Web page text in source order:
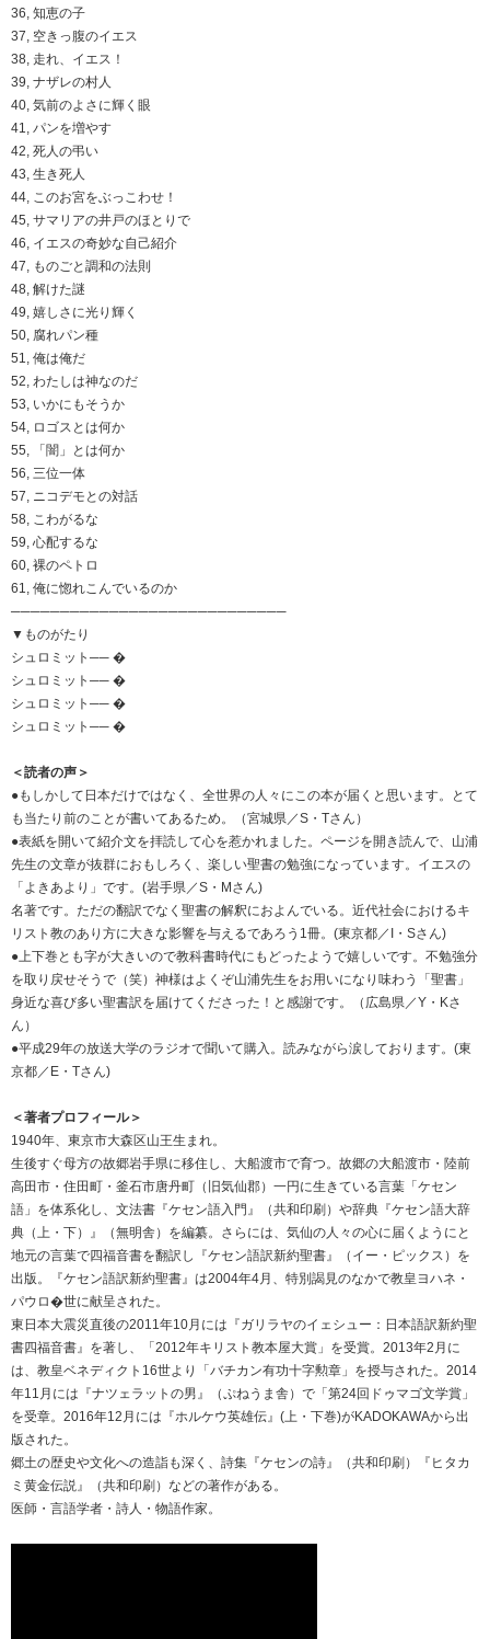
36, 知恵の子
37, 空きっ腹のイエス
38, 走れ、イエス！
39, ナザレの村人
40, 気前のよさに輝く眼
41, パンを増やす
42, 死人の弔い
43, 生き死人
44, このお宮をぶっこわせ！
45, サマリアの井戸のほとりで
46, イエスの奇妙な自己紹介
47, ものごと調和の法則
48, 解けた謎
49, 嬉しさに光り輝く
50, 腐れパン種
51, 俺は俺だ
52, わたしは神なのだ
53, いかにもそうか
54, ロゴスとは何か
55, 「闇」とは何か
56, 三位一体
57, ニコデモとの対話
58, こわがるな
59, 心配するな
60, 裸のペトロ
61, 俺に惚れこんでいるのか
────────────────────────────
▼ものがたり
シュロミット── �
シュロミット── �
シュロミット── �
シュロミット── �
＜読者の声＞
●もしかして日本だけではなく、全世界の人々にこの本が届くと思います。とて
も当たり前のことが書いてあるため。（宮城県／S・Tさん）
●表紙を開いて紹介文を拝読して心を惹かれました。ページを開き読んで、山浦
先生の文章が抜群におもしろく、楽しい聖書の勉強になっています。イエスの
「よきあより」です。(岩手県／S・Mさん)
名著です。ただの翻訳でなく聖書の解釈におよんでいる。近代社会におけるキ
リスト教のあり方に大きな影響を与えるであろう1冊。(東京都／I・Sさん)
●上下巻とも字が大きいので教科書時代にもどったようで嬉しいです。不勉強分
を取り戻せそうで（笑）神様はよくぞ山浦先生をお用いになり味わう「聖書」
身近な喜び多い聖書訳を届けてくださった！と感謝です。（広島県／Y・Kさ
ん）
●平成29年の放送大学のラジオで聞いて購入。読みながら涙しております。(東
京都／E・Tさん)
＜著者プロフィール＞
1940年、東京市大森区山王生まれ。
生後すぐ母方の故郷岩手県に移住し、大船渡市で育つ。故郷の大船渡市・陸前
高田市・住田町・釜石市唐丹町（旧気仙郡）一円に生きている言葉「ケセン
語」を体系化し、文法書『ケセン語入門』（共和印刷）や辞典『ケセン語大辞
典（上・下）』（無明舎）を編纂。さらには、気仙の人々の心に届くようにと
地元の言葉で四福音書を翻訳し『ケセン語訳新約聖書』（イー・ピックス）を
出版。『ケセン語訳新約聖書』は2004年4月、特別謁見のなかで教皇ヨハネ・
パウロ�世に献呈された。
東日本大震災直後の2011年10月には『ガリラヤのイェシュー：日本語訳新約聖
書四福音書』を著し、「2012年キリスト教本屋大賞」を受賞。2013年2月に
は、教皇ベネディクト16世より「バチカン有功十字勲章」を授与された。2014
年11月には『ナツェラットの男』（ぷねうま舎）で「第24回ドゥマゴ文学賞」
を受章。2016年12月には『ホルケウ英雄伝』(上・下巻)がKADOKAWAから出
版された。
郷土の歴史や文化への造詣も深く、詩集『ケセンの詩』（共和印刷）『ヒタカ
ミ黄金伝説』（共和印刷）などの著作がある。
医師・言語学者・詩人・物語作家。